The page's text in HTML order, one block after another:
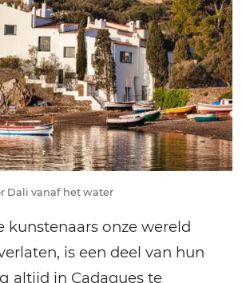
Dali vanaf het water
kunstenaars onze wereld
is een deel van hun
altijd in Cadaques te